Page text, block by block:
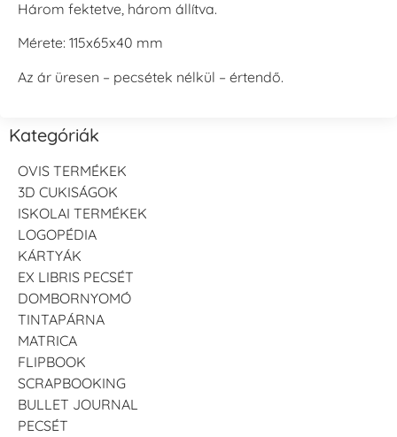
Három fektetve, három állítva.
Mérete: 115x65x40 mm
Az ár üresen – pecsétek nélkül – értendő.
Kategóriák
OVIS TERMÉKEK
3D CUKISÁGOK
ISKOLAI TERMÉKEK
LOGOPÉDIA
KÁRTYÁK
EX LIBRIS PECSÉT
DOMBORNYOMÓ
TINTAPÁRNA
MATRICA
FLIPBOOK
SCRAPBOOKING
BULLET JOURNAL
PECSÉT